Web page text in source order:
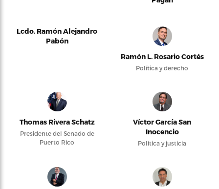
Lcdo. Ramón Alejandro
Pabón
Ramón L. Rosario Cortés
Política y derecho
Thomas Rivera Schatz
Presidente del Senado de
Puerto Rico
Víctor García San
Inocencio
Política y justicia